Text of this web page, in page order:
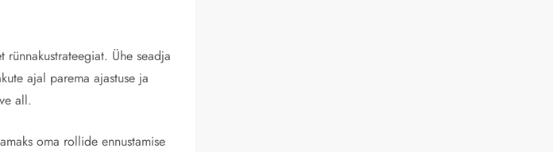
Ühe seadja
ajal parema ajastuse ja
all.
oma rollide ennustamise